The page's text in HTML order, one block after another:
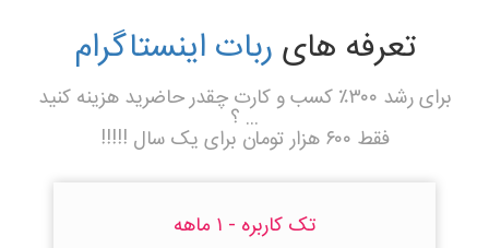
تعرفه هایربات اینستاگرام
برای رشد ۳۰۰٪ کسب و کارت چقدر حاضرید هزینه کنید
... ؟
فقط ۶۰۰ هزار تومان برای یک سال !!!!!
تک کاربره - ۱ ماهه